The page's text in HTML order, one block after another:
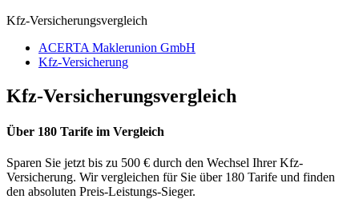
Kfz-Versicherungsvergleich
ACERTA Maklerunion GmbH
Kfz-Versicherung
Kfz-Versicherungsvergleich
Über 180 Tarife im Vergleich
Sparen Sie jetzt bis zu 500 € durch den Wechsel Ihrer Kfz-
Versicherung. Wir vergleichen für Sie über 180 Tarife und finden
den absoluten Preis-Leistungs-Sieger.